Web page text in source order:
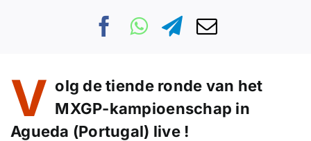
V olg de tiende ronde van het
MXGP-kampioenschap in
Agueda (Portugal) live !